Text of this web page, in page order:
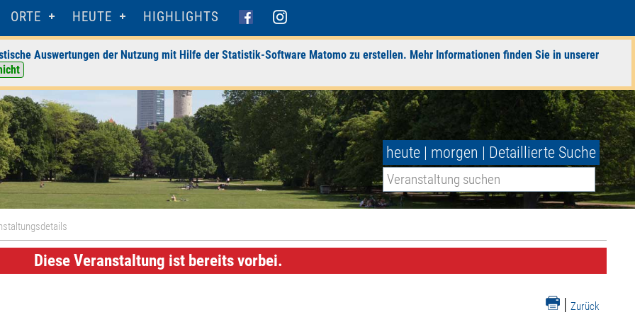
ORTE HEUTE HIGHLIGHTS
Auswertungen der Nutzung mit Hilfe der Statistik-Software Matomo zu erstellen. Mehr Informationen finden Sie in unserer
heute | morgen | Detaillierte Suche
Diese Veranstaltung ist bereits vorbei.
| Zurück